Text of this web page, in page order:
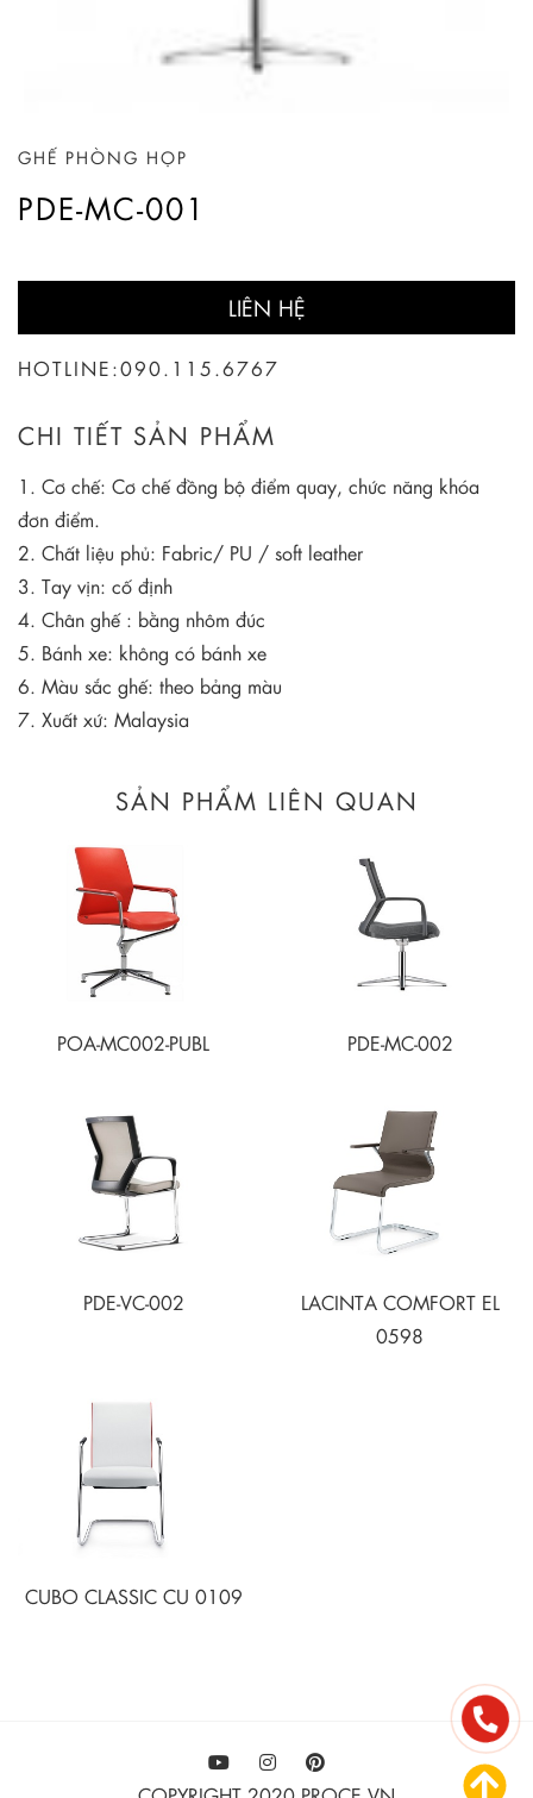
GHẾ PHÒNG HỌP
PDE-MC-001
LIÊN HỆ
HOTLINE:090.115.6767
CHI TIẾT SẢN PHẨM
1. Cơ chế: Cơ chế đồng bộ điểm quay, chức năng khóa
đơn điểm.
2. Chất liệu phủ: Fabric/ PU / soft leather
3. Tay vịn: cố định
4. Chân ghế : bằng nhôm đúc
5. Bánh xe: không có bánh xe
6. Màu sắc ghế: theo bảng màu
7. Xuất xứ: Malaysia
SẢN PHẨM LIÊN QUAN
POA-MC002-PUBL PDE-MC-002
PDE-VC-002
LACINTA COMFORT EL
0598
CUBO CLASSIC CU 0109